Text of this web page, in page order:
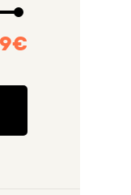
mínimo
máximo
9€